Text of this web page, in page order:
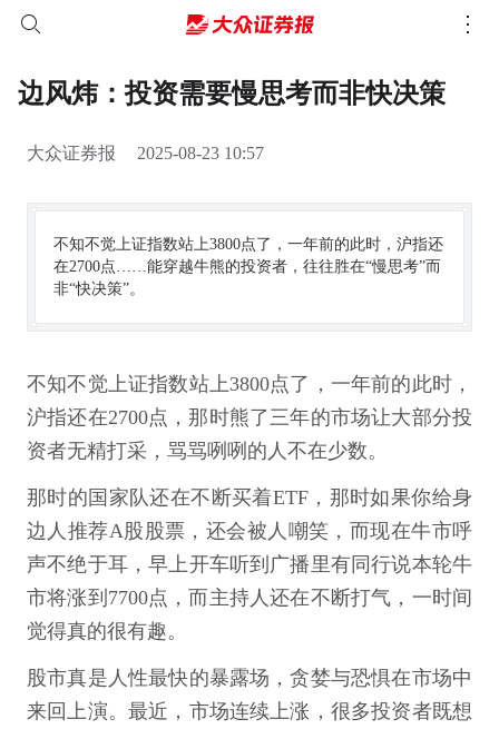
边风炜：投资需要慢思考而非快决策
大众证券报 2025-08-23 10:57
不知不觉上证指数站上3800点了，一年前的此时，沪指还
在2700点……能穿越牛熊的投资者，往往胜在“慢思考”而
非“快决策”。
不知不觉上证指数站上3800点了，一年前的此时，
沪指还在2700点，那时熊了三年的市场让大部分投
资者无精打采，骂骂咧咧的人不在少数。
那时的国家队还在不断买着ETF，那时如果你给身
边人推荐A股股票，还会被人嘲笑，而现在牛市呼
声不绝于耳，早上开车听到广播里有同行说本轮牛
市将涨到7700点，而主持人还在不断打气，一时间
觉得真的很有趣。
股市真是人性最快的暴露场，贪婪与恐惧在市场中
来回上演。最近，市场连续上涨，很多投资者既想